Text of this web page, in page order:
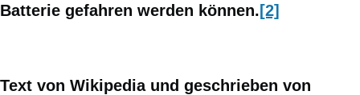
Batterie gefahren werden können.[2]
Text von Wikipedia und geschrieben von